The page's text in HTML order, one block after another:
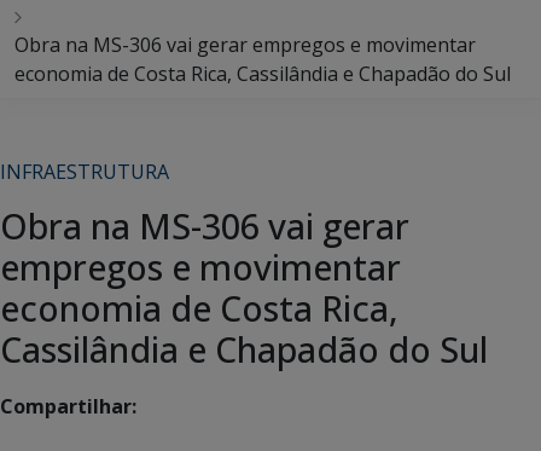
Obra na MS-306 vai gerar empregos e movimentar
economia de Costa Rica, Cassilândia e Chapadão do Sul
INFRAESTRUTURA
Obra na MS-306 vai gerar
empregos e movimentar
economia de Costa Rica,
Cassilândia e Chapadão do Sul
Compartilhar: